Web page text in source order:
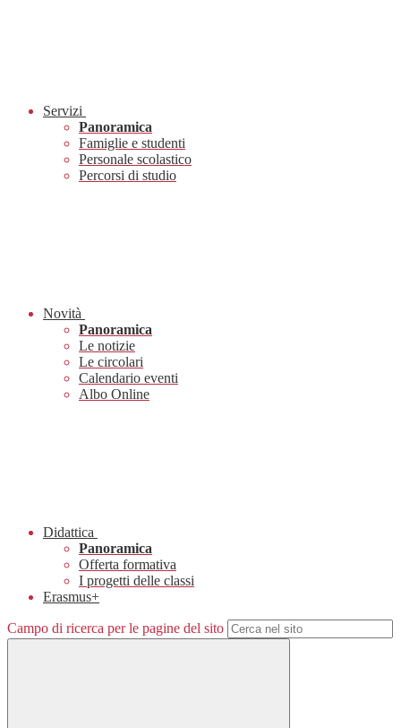
Servizi
Panoramica
Famiglie e studenti
Personale scolastico
Percorsi di studio
Novità
Panoramica
Le notizie
Le circolari
Calendario eventi
Albo Online
Didattica
Panoramica
Offerta formativa
I progetti delle classi
Erasmus+
Campo di ricerca per le pagine del sito